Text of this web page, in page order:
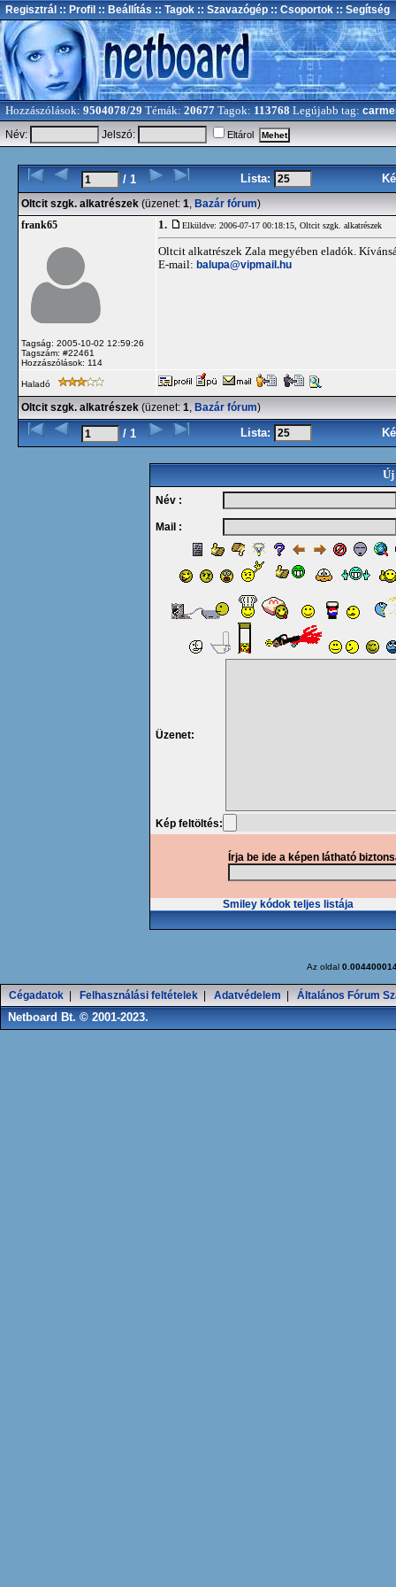
Regisztrál :: Profil :: Beállítás :: Tagok :: Szavazógép :: Csoportok :: Segítség
Hozzászólások: 9504078/29 Témák: 20677 Tagok: 113768 Legújabb tag:
Név:
Jelszó: Eltárol
/ 1 Lista:
Oltcit szgk. alkatrészek (üzenet: 1, Bazár fórum)
frank65
Tagság: 2005-10-02 12:59:26
Tagszám: #22461
Hozzászólások: 114
1. Elküldve: 2006-07-17 00:18:15, Oltcit szgk. alkatrészek
Oltcit alkatrészek Zala megyében eladók.
E-mail: balupa@vipmail.hu
Haladó
Oltcit szgk. alkatrészek (üzenet: 1, Bazár fórum)
/ 1 Lista:
Új
Név :
Mail :
Üzenet:
Kép feltöltés:
Írja be ide a képen látható
Smiley kódok teljes listája
Az oldal
Cégadatok Felhasználási feltételek Adatvédelem Általános Fórum
Netboard Bt. © 2001-2023.